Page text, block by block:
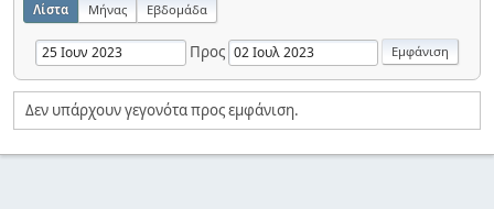
Λίστα Μήνας Εβδομάδα
Προς
Δεν υπάρχουν γεγονότα προς εμφάνιση.